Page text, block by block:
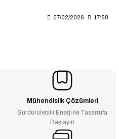
07/02/2026 17:58
Mühendislik Çözümleri
Sürdürülebilir Enerji ile Tasarrufa
Başlayın